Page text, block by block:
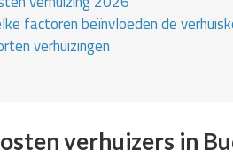
factoren beïnvloeden de
verhuizingen
verhuizers in